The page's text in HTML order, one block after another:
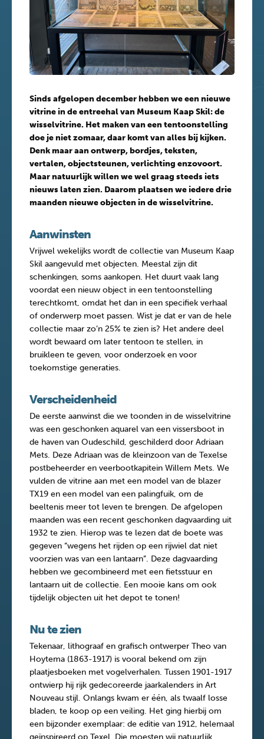
Sinds afgelopen december hebben we een nieuwe
vitrine in de entreehal van Museum Kaap Skil: de
wisselvitrine. Het maken van een tentoonstelling
doe je niet zomaar, daar komt van alles bij kijken.
Denk maar aan ontwerp, bordjes, teksten,
vertalen, objectsteunen, verlichting enzovoort.
Maar natuurlijk willen we wel graag steeds iets
nieuws laten zien. Daarom plaatsen we iedere drie
maanden nieuwe objecten in de wisselvitrine.
Aanwinsten
Vrijwel wekelijks wordt de collectie van Museum Kaap
Skil aangevuld met objecten. Meestal zijn dit
schenkingen, soms aankopen. Het duurt vaak lang
voordat een nieuw object in een tentoonstelling
terechtkomt, omdat het dan in een specifiek verhaal
of onderwerp moet passen. Wist je dat er van de hele
collectie maar zo’n 25% te zien is? Het andere deel
wordt bewaard om later tentoon te stellen, in
bruikleen te geven, voor onderzoek en voor
toekomstige generaties.
Verscheidenheid
De eerste aanwinst die we toonden in de wisselvitrine
was een geschonken aquarel van een vissersboot in
de haven van Oudeschild, geschilderd door Adriaan
Mets. Deze Adriaan was de kleinzoon van de Texelse
postbeheerder en veerbootkapitein Willem Mets. We
vulden de vitrine aan met een model van de blazer
TX19 en een model van een palingfuik, om de
beeltenis meer tot leven te brengen. De afgelopen
maanden was een recent geschonken dagvaarding uit
1932 te zien. Hierop was te lezen dat de boete was
gegeven “wegens het rijden op een rijwiel dat niet
voorzien was van een lantaarn”. Deze dagvaarding
hebben we gecombineerd met een fietsstuur en
lantaarn uit de collectie. Een mooie kans om ook
tijdelijk objecten uit het depot te tonen!
Nu te zien
Tekenaar, lithograaf en grafisch ontwerper Theo van
Hoytema (1863-1917) is vooral bekend om zijn
plaatjesboeken met vogelverhalen. Tussen 1901-1917
ontwierp hij rijk gedecoreerde jaarkalenders in Art
Nouveau stijl. Onlangs kwam er één, als twaalf losse
bladen, te koop op een veiling. Het ging hierbij om
een bijzonder exemplaar: de editie van 1912, helemaal
geïnspireerd op Texel. Die moesten wij natuurlijk